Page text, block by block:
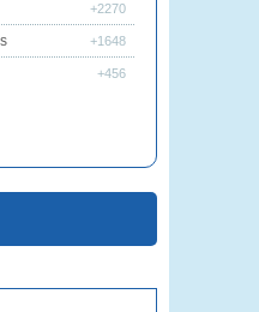
+2270
+1648
+456